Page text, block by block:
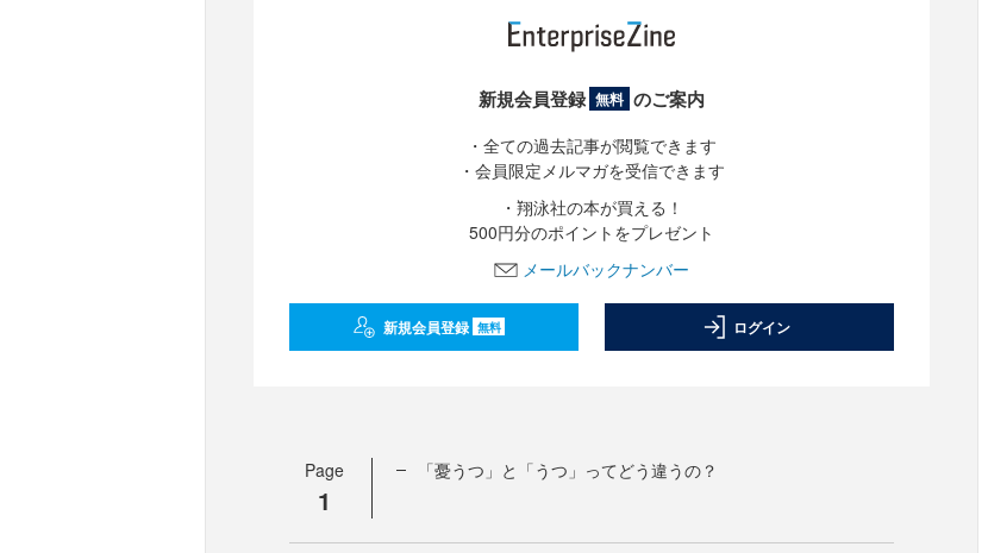
新規会員登録 無料 のご案内
・全ての過去記事が閲覧できます
・会員限定メルマガを受信できます
・翔泳社の本が買える！
500円分のポイントをプレゼント
メールバックナンバー
新規会員登録 無料 ログイン
Page
1
「憂うつ」と「うつ」ってどう違うの？